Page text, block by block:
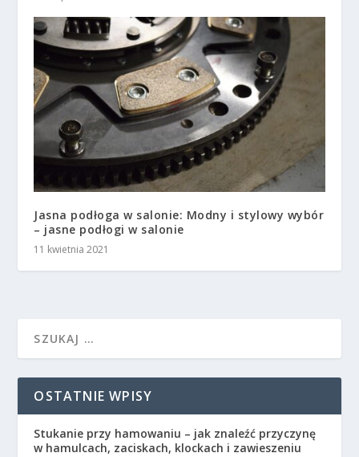
Jasna podłoga w salonie: Modny i stylowy wybór
– jasne podłogi w salonie
11 kwietnia 2021
OSTATNIE WPISY
Stukanie przy hamowaniu – jak znaleźć przyczynę
w hamulcach, zaciskach, klockach i zawieszeniu